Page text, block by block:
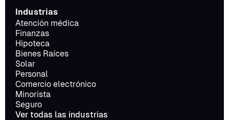
Industrias
Atención médica
Finanzas
Hipoteca
Bienes Raíces
Solar
Personal
Comercio electrónico
Minorista
Seguro
Ver todas las industrias